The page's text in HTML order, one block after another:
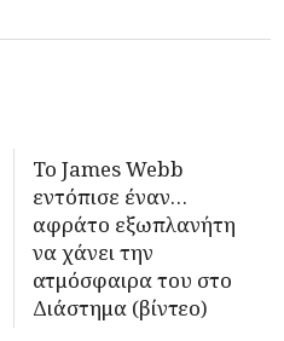
Το James Webb
εντόπισε έναν…
αφράτο εξωπλανήτη
να χάνει την
ατμόσφαιρα του στο
Διάστημα (βίντεο)